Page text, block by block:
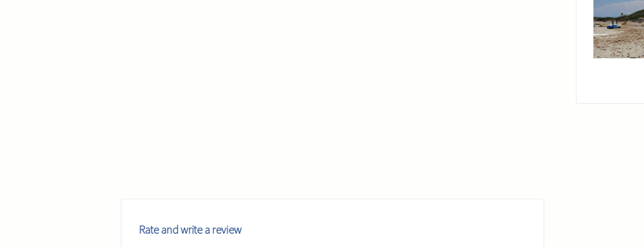
Rate and write a review